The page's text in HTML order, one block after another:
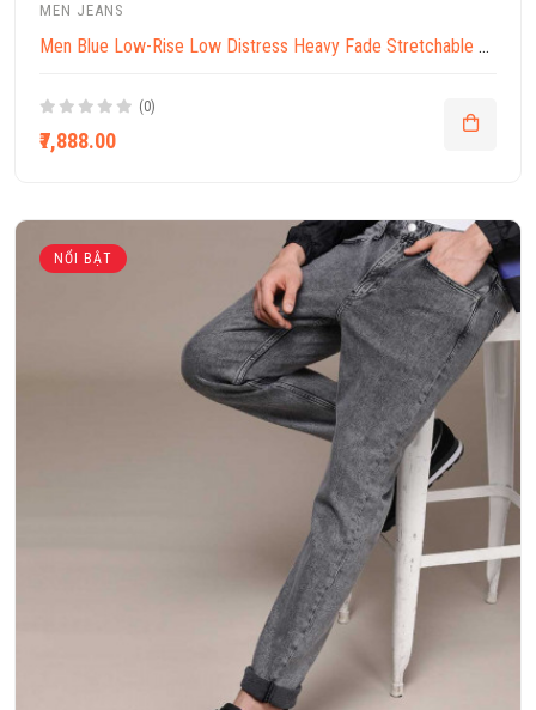
MEN JEANS
Men Blue Low-Rise Low Distress Heavy Fade Stretchable Jeans
(0)
₹7,888.00
NỔI BẬT